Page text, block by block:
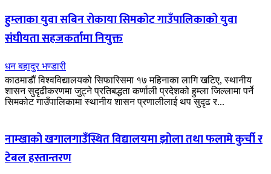
हुम्लाका युवा सबिन रोकाया सिमकोट गाउँपालिकाको युवा
संघीयता सहजकर्तामा नियुक्त
धन बहादुर भण्डारी
काठमाडौं विश्वविद्यालयको सिफारिसमा १७ महिनाका लागि खटिए, स्थानीय
शासन सुदृढीकरणमा जुट्ने प्रतिबद्धता कर्णाली प्रदेशको हुम्ला जिल्लामा पर्ने
सिमकोट गाउँपालिकामा स्थानीय शासन प्रणालीलाई थप सुदृढ र...
नाम्खाको खगालगाउँस्थित विद्यालयमा झोला तथा फलामे कुर्ची र
टेबल हस्तान्तरण